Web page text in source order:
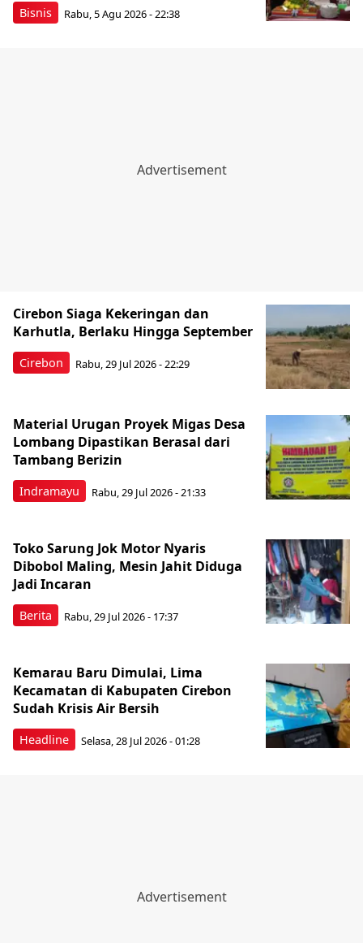
Bisnis Rabu, 5 Agu 2026 - 22:38
Cirebon
Cirebon Siaga Kekeringan dan
Karhutla, Berlaku Hingga September
Rabu, 29 Jul 2026 - 22:29
Indramayu
Material Urugan Proyek Migas Desa
Lombang Dipastikan Berasal dari
Tambang Berizin
Rabu, 29 Jul 2026 - 21:33
Berita
Toko Sarung Jok Motor Nyaris
Dibobol Maling, Mesin Jahit Diduga
Jadi Incaran
Rabu, 29 Jul 2026 - 17:37
Headline
Kemarau Baru Dimulai, Lima
Kecamatan di Kabupaten Cirebon
Sudah Krisis Air Bersih
Selasa, 28 Jul 2026 - 01:28